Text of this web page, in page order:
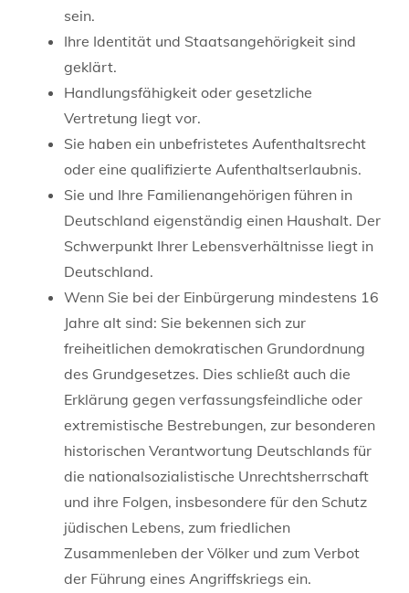
sein.
Ihre Identität und Staatsangehörigkeit sind
geklärt.
Handlungsfähigkeit oder gesetzliche
Vertretung liegt vor.
Sie haben ein unbefristetes Aufenthaltsrecht
oder eine qualifizierte Aufenthaltserlaubnis.
Sie und Ihre Familienangehörigen führen in
Deutschland eigenständig einen Haushalt. Der
Schwerpunkt Ihrer Lebensverhältnisse liegt in
Deutschland.
Wenn Sie bei der Einbürgerung mindestens 16
Jahre alt sind: Sie bekennen sich zur
freiheitlichen demokratischen Grundordnung
des Grundgesetzes. Dies schließt auch die
Erklärung gegen verfassungsfeindliche oder
extremistische Bestrebungen, zur besonderen
historischen Verantwortung Deutschlands für
die nationalsozialistische Unrechtsherrschaft
und ihre Folgen, insbesondere für den Schutz
jüdischen Lebens, zum friedlichen
Zusammenleben der Völker und zum Verbot
der Führung eines Angriffskriegs ein.